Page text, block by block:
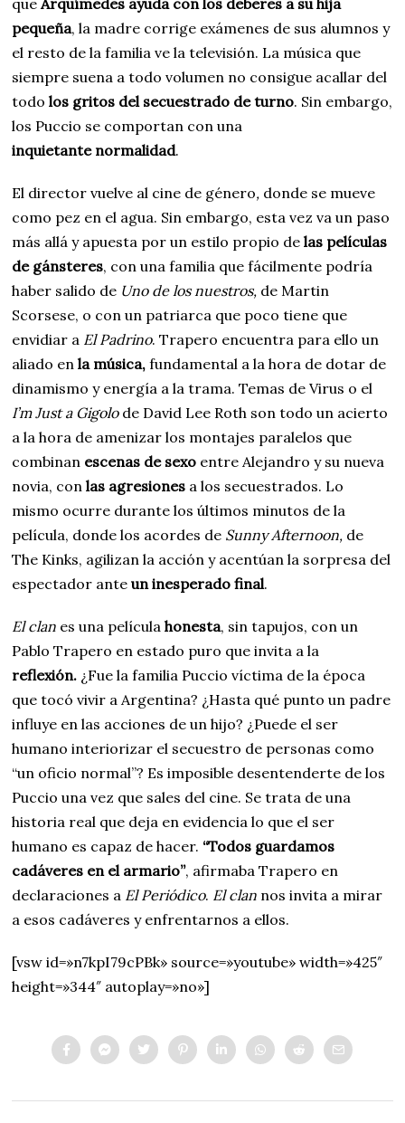
pequeña, la madre corrige exámenes de sus alumnos y
el resto de la familia ve la televisión. La música que
siempre suena a todo volumen no consigue acallar del
todolos gritos del secuestrado de turno. Sin embargo,
los Puccio se comportan con una
inquietante normalidad.
El director vuelve al cine de género, donde se mueve
como pez en el agua. Sin embargo, esta vez va un paso
más allá y apuesta por un estilo propio delas películas
de gánsteres, con una familia que fácilmente podría
haber salido de Uno de los nuestros, de Martin
Scorsese, o con un patriarca que poco tiene que
envidiar a El Padrino. Trapero encuentra para ello un
aliado enla música, fundamental a la hora de dotar de
dinamismo y energía a la trama. Temas de Virus o el
I’m Just a Gigolode David Lee Roth son todo un acierto
a la hora de amenizar los montajes paralelos que
combinan escenas de sexo entre Alejandro y su nueva
novia, conlas agresiones a los secuestrados. Lo
mismo ocurre durante los últimos minutos de la
película, donde los acordes de Sunny Afternoon, de
The Kinks, agilizan la acción y acentúan la sorpresa del
espectador anteun inesperado final.
El clan es una películahonesta, sin tapujos, con un
Pablo Trapero en estado puro que invita a la
reflexión. ¿Fue la familia Puccio víctima de la época
que tocó vivir a Argentina? ¿Hasta qué punto un padre
influye en las acciones de un hijo? ¿Puede el ser
humano interiorizar el secuestro de personas como
“un oficio normal”? Es imposible desentenderte de los
Puccio una vez que sales del cine. Se trata de una
historia real que deja en evidencia lo que el ser
humano es capaz de hacer. “Todos guardamos
cadáveres en el armario”, afirmaba Trapero en
declaraciones a El Periódico. El clan nos invita a mirar
a esos cadáveres y enfrentarnos a ellos.
[vsw id=»n7kpI79cPBk» source=»youtube» width=»425″
height=»344″ autoplay=»no»]